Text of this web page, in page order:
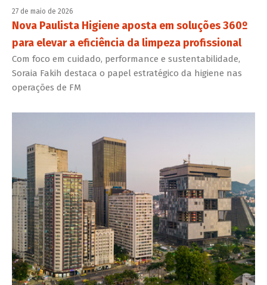
27 de maio de 2026
Nova Paulista Higiene aposta em soluções 360º
para elevar a eficiência da limpeza profissional
Com foco em cuidado, performance e sustentabilidade,
Soraia Fakih destaca o papel estratégico da higiene nas
operações de FM